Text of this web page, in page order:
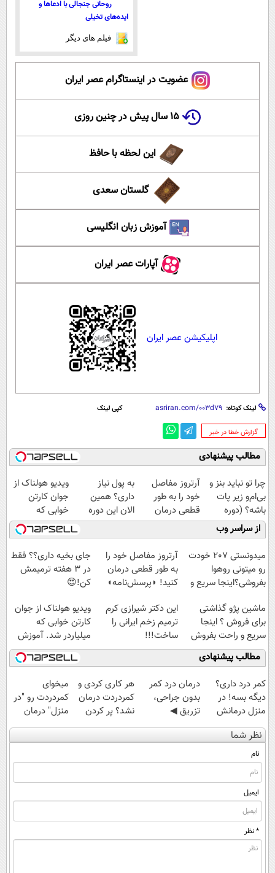
روحانی جنجالی با ادعاها و
ایده‌های تخیلی
فیلم های دیگر
عضویت در اینستاگرام عصر ایران
۱۵ سال پیش در چنین روزی
این لحظه با حافظ
گلستان سعدی
آموزش زبان انگلیسی
آپارات عصر ایران
اپلیکیشن عصر ایران
لینک کوتاه: کپی لینک
‌گزارش خطا در خبر
مطالب پیشنهادی
چرا تو نباید بنز و
بی‌ام‌و زیر پات
باشه؟ (دوره
رایگان درآمد
میلیاردی)
آرتروز مفاصل
خود را به طور
قطعی درمان
کنید!
◗پرسش‌نامه◖
به پول نیاز
داری؟ همین
الان این دوره
رایگان رو شرکت
کن تا دیر نشده!
ویدیو هولناک از
جوان کارتن
خوابی که
میلیاردر شد.
آموزش رایگان
از سراسر وب
میدونستی 207 خودت
رو میتونی روهوا
بفروشی؟اینجا سریع و
آرتروز مفاصل خود را
به طور قطعی درمان
کنید! ◗پرسش‌نامه◖
جای بخیه داری؟؟ فقط
در 3 هفته ترمیمش
کن!😍
ماشین پژو گذاشتی
برای فروش ؟ اینجا
سریع و راحت بفروش
این دکتر شیرازی کرم
ترمیم زخم ایرانی را
ساخت!!!
ویدیو هولناک از جوان
کارتن خوابی که
میلیاردر شد. آموزش
رایگان
مطالب پیشنهادی
کمر درد داری؟
دیگه بسه! در
منزل درمانش
کن
(◀پرسش‌نامه)
درمان درد کمر
بدون جراحی،
تزریق ◀
پرسش‌نامه رو پر
هر کاری کردی و
کمردردت درمان
نشد؟ پر کردن
پرسشنامه و
میخوای
کمردردت رو "در
منزل" درمان
کنی؟ (◂فیلم +
نظر شما
نام
ایمیل
* نظر